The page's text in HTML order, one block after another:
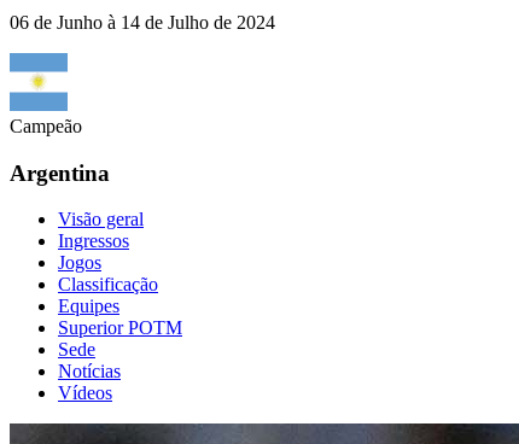
06 de Junho à 14 de Julho de 2024
Campeão
Argentina
Visão geral
Ingressos
Jogos
Classificação
Equipes
Superior POTM
Sede
Notícias
Vídeos